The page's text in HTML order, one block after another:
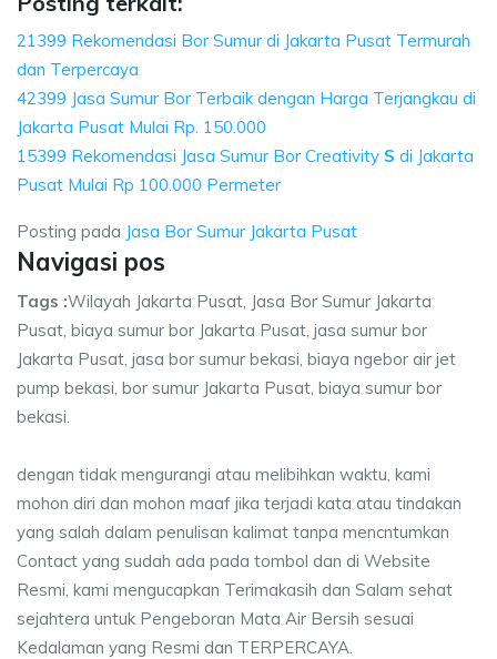
21399 Rekomendasi Bor Sumur di Jakarta Pusat Termurah
dan Terpercaya
42399 Jasa Sumur Bor Terbaik dengan Harga Terjangkau di
Jakarta Pusat Mulai Rp. 150.000
15399 Rekomendasi Jasa Sumur Bor Creativity S di Jakarta
Pusat Mulai Rp 100.000 Permeter
Posting pada Jasa Bor Sumur Jakarta Pusat
Navigasi pos
Tags :Wilayah Jakarta Pusat, Jasa Bor Sumur Jakarta
Pusat, biaya sumur bor Jakarta Pusat, jasa sumur bor
Jakarta Pusat, jasa bor sumur bekasi, biaya ngebor air jet
pump bekasi, bor sumur Jakarta Pusat, biaya sumur bor
bekasi.
dengan tidak mengurangi atau melibihkan waktu, kami
mohon diri dan mohon maaf jika terjadi kata atau tindakan
yang salah dalam penulisan kalimat tanpa mencntumkan
Contact yang sudah ada pada tombol dan di Website
Resmi, kami mengucapkan Terimakasih dan Salam sehat
sejahtera untuk Pengeboran Mata Air Bersih sesuai
Kedalaman yang Resmi dan TERPERCAYA.